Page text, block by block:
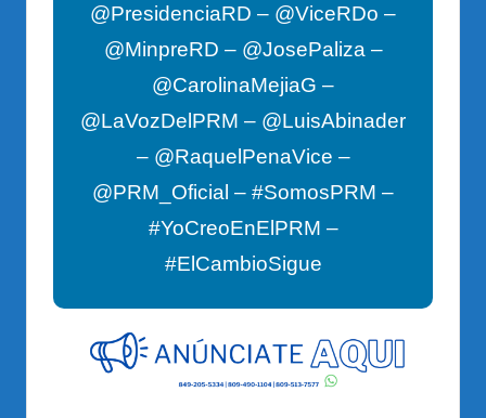
@PresidenciaRD – @ViceRDo –
@MinpreRD – @JosePaliza –
@CarolinaMejiaG –
@LaVozDelPRM – @LuisAbinader
– @RaquelPenaVice –
@PRM_Oficial – #SomosPRM –
#YoCreoEnElPRM –
#ElCambioSigue